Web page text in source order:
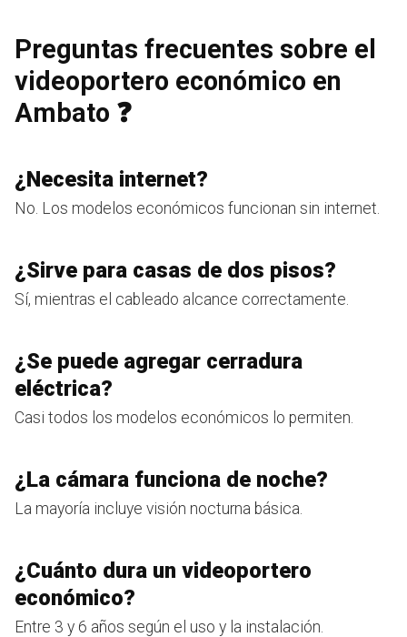
Preguntas frecuentes sobre el
videoportero económico en
Ambato ❓
¿Necesita internet?
No. Los modelos económicos funcionan sin internet.
¿Sirve para casas de dos pisos?
Sí, mientras el cableado alcance correctamente.
¿Se puede agregar cerradura
eléctrica?
Casi todos los modelos económicos lo permiten.
¿La cámara funciona de noche?
La mayoría incluye visión nocturna básica.
¿Cuánto dura un videoportero
económico?
Entre 3 y 6 años según el uso y la instalación.